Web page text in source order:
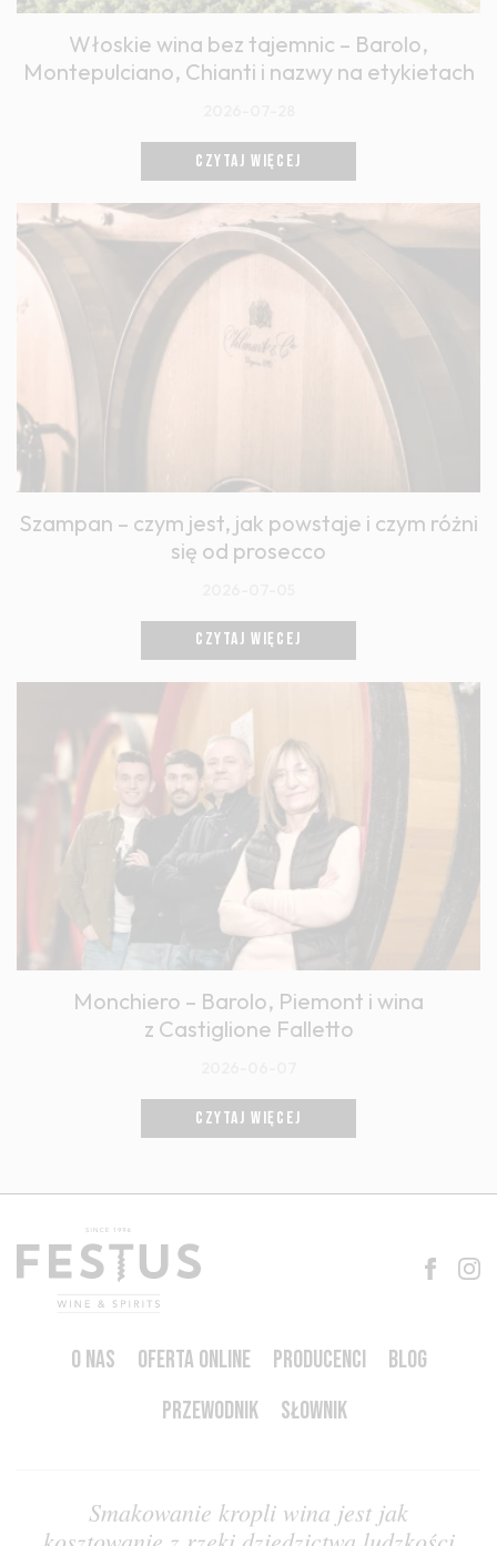
Włoskie wina bez tajemnic – Barolo,
Montepulciano, Chianti i nazwy na etykietach
CZYTAJ WIĘCEJ
Szampan – czym jest, jak powstaje i czym różni
się od prosecco
CZYTAJ WIĘCEJ
Monchiero – Barolo, Piemont i wina
z Castiglione Falletto
CZYTAJ WIĘCEJ
O NAS OFERTA ONLINE PRODUCENCI
BLOG
PRZEWODNIK
SŁOWNIK
Smakowanie kropli wina jest jak